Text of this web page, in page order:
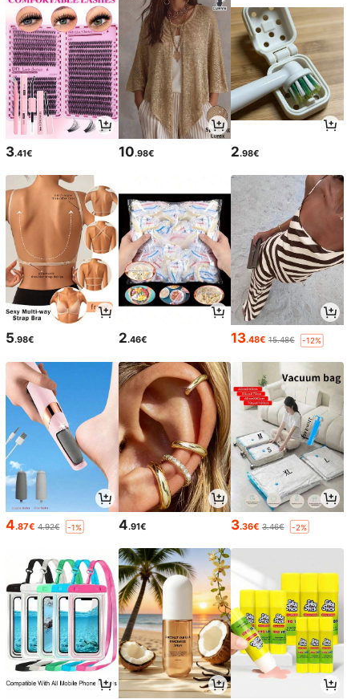
3.41€ 10.98€ 2.98€
5.98€ 2.46€ 13.48€ 15.48€ -12%
4.87€ 4.92€ -1% 4.91€ 3.36€ 3.46€ -2%